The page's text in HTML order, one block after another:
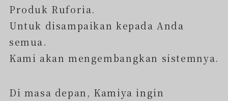
Produk Ruforia.
Untuk disampaikan kepada Anda
semua.
Kami akan mengembangkan sistemnya.
Di masa depan, Kamiya ingin